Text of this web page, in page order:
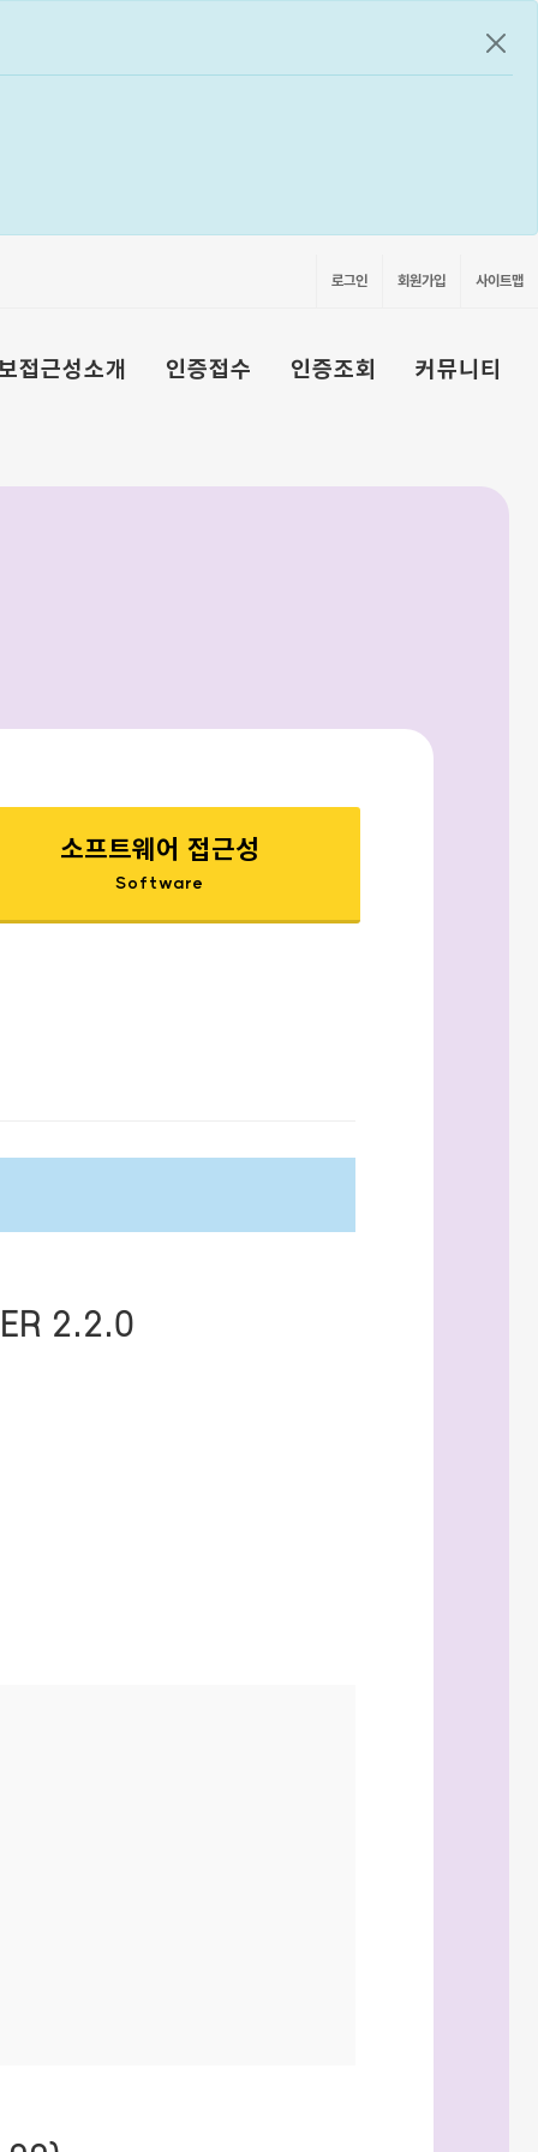
공지
로그인 회원가입 사이트맵
접근성소개 인증접수 인증조회 커뮤니티
소프트웨어 접근성
Software
2.2.0